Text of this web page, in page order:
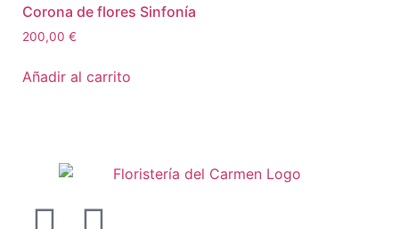
Corona de flores Sinfonía
200,00 €
Añadir al carrito